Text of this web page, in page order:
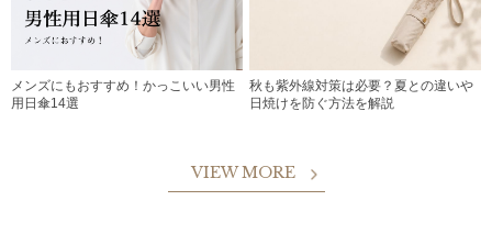
メンズにもおすすめ！かっこいい男性
用日傘14選
秋も紫外線対策は必要？夏との違いや
日焼けを防ぐ方法を解説
VIEW MORE